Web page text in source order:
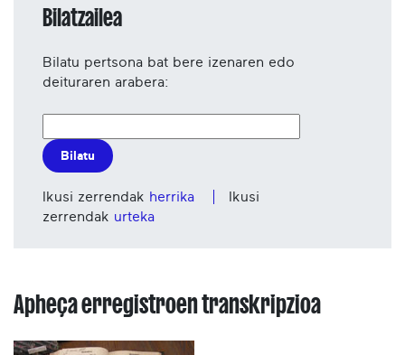
Bilatzailea
Bilatu pertsona bat bere izenaren edo
deituraren arabera:
Bilatu
Ikusi zerrendak herrika
Ikusi
zerrendak urteka
Apheça erregistroen transkripzioa